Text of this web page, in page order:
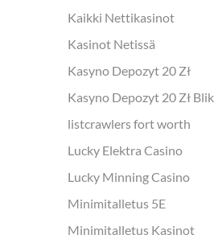
Kaikki Nettikasinot
Kasinot Netissä
Kasyno Depozyt 20 Zł
Kasyno Depozyt 20 Zł Blik
listcrawlers fort worth
Lucky Elektra Casino
Lucky Minning Casino
Minimitalletus 5E
Minimitalletus Kasinot